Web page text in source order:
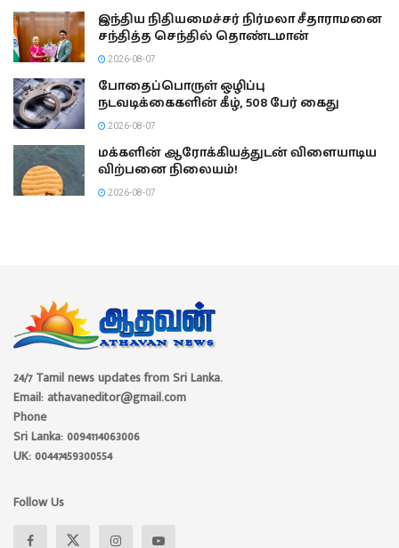
இந்திய நிதியமைச்சர் நிர்மலா சீதாராமனை
சந்தித்த செந்தில் தொண்டமான்
2026-08-07
போதைப்பொருள் ஒழிப்பு
நடவடிக்கைகளின் கீழ், 508 பேர் கைது
2026-08-07
மக்களின் ஆரோக்கியத்துடன் விளையாடிய
விற்பனை நிலையம்!
2026-08-07
24/7 Tamil news updates from Sri Lanka.
Email: athavaneditor@gmail.com
Phone
Sri Lanka: 0094114063006
UK: 00447459300554
Follow Us